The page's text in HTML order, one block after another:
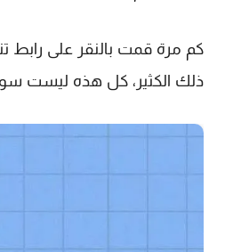
كم مرة قمت بالنقر على رابط
ذلك الكثير، كل هذه ليست